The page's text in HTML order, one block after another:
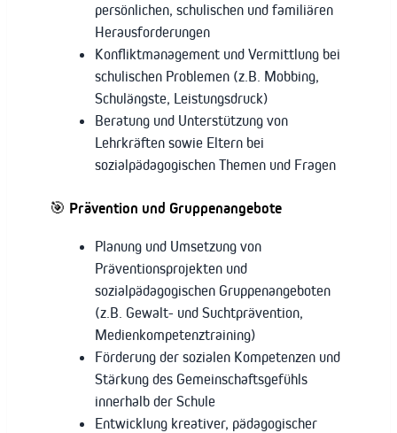
persönlichen, schulischen und familiären
Herausforderungen
Konfliktmanagement und Vermittlung bei
schulischen Problemen (z.B. Mobbing,
Schulängste, Leistungsdruck)
Beratung und Unterstützung von
Lehrkräften sowie Eltern bei
sozialpädagogischen Themen und Fragen
🎯 Prävention und Gruppenangebote
Planung und Umsetzung von
Präventionsprojekten und
sozialpädagogischen Gruppenangeboten
(z.B. Gewalt- und Suchtprävention,
Medienkompetenztraining)
Förderung der sozialen Kompetenzen und
Stärkung des Gemeinschaftsgefühls
innerhalb der Schule
Entwicklung kreativer, pädagogischer